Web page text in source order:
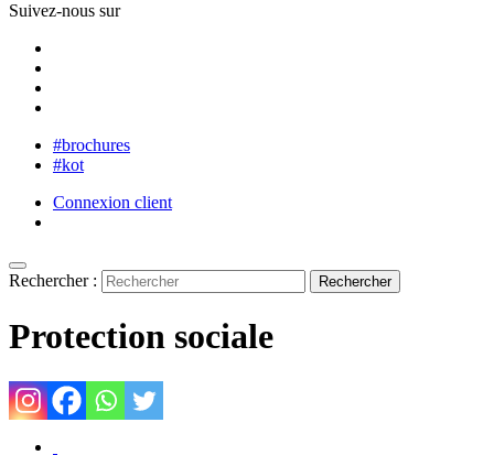
Suivez-nous sur
#brochures
#kot
Connexion client
Rechercher :
Protection sociale